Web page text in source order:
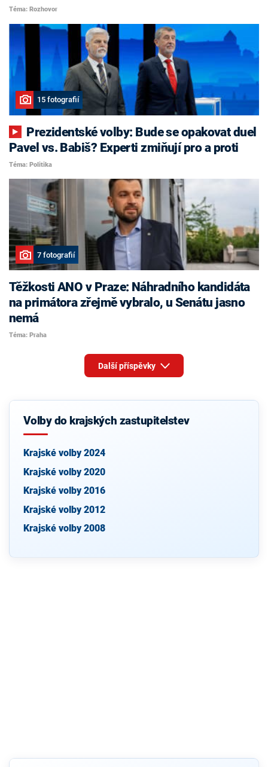
Téma: Rozhovor
15 fotografií
Pavel vs. Babiš? Experti zmiňují pro a proti
Téma: Politika
7 fotografií
Těžkosti ANO v Praze: Náhradního kandidáta
na primátora zřejmě vybralo, u Senátu jasno
nemá
Téma: Praha
Další příspěvky
Volby do krajských zastupitelstev
Krajské volby 2024
Krajské volby 2020
Krajské volby 2016
Krajské volby 2012
Krajské volby 2008